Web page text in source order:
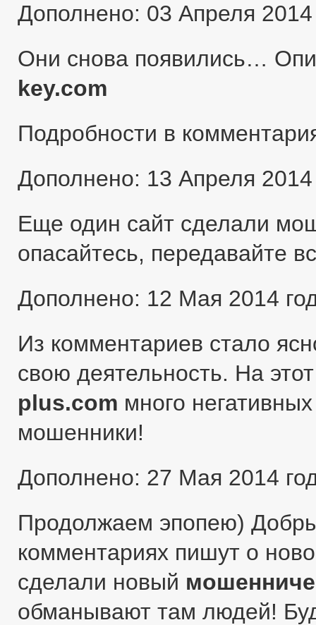
Дополнено: 03 Апреля 2014
Они снова появились…
key.com
Подробности в
Дополнено: 13 Апреля 2014
Еще один сайт сделали
опасайтесь, передавайте
Дополнено: 12 Мая 2014
Из комментариев стало
свою деятельность. На
plus.com много
мошенники!
Дополнено: 27 Мая 2014
Продолжаем эпопею)
комментариях пишут о
сделали новый
обманывают там людей!